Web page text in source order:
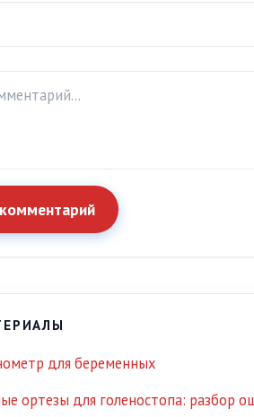
для беременных
ортезы для голеностопа: разбор